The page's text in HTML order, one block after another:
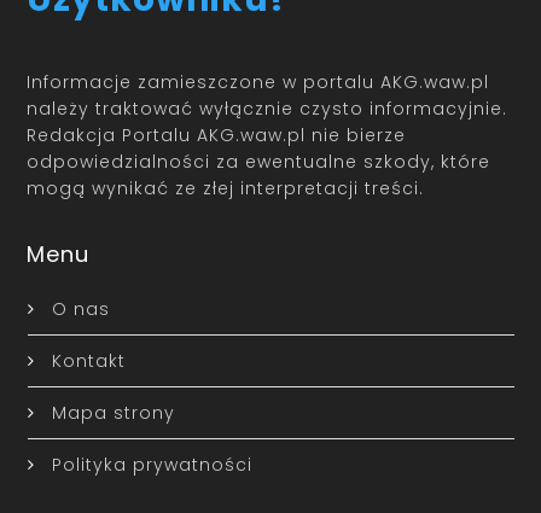
Informacje zamieszczone w portalu AKG.waw.pl
należy traktować wyłącznie czysto informacyjnie.
Redakcja Portalu AKG.waw.pl nie bierze
odpowiedzialności za ewentualne szkody, które
mogą wynikać ze złej interpretacji treści.
Menu
O nas
Kontakt
Mapa strony
Polityka prywatności